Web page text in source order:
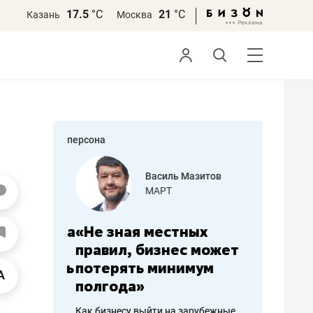
Казань 17.5 °С Москва 21 °С
персона
работа
Василь Мазитов
МАРТ
«Не зная местных
правил, бизнес может
потерять минимум
полгода»